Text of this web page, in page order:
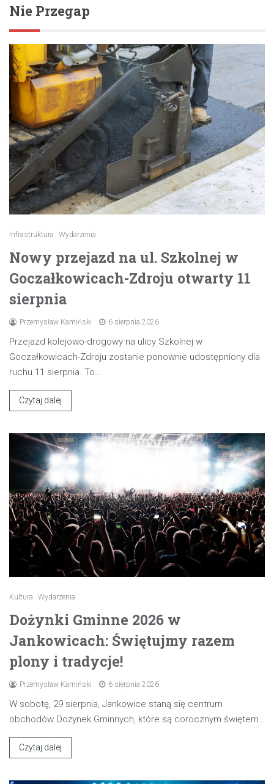
Nie Przegap
Infrastruktura Wydarzenia
Nowy przejazd na ul. Szkolnej w
Goczałkowicach-Zdroju otwarty 11
sierpnia
Przemysław Kamiński 6 sierpnia 2026
Przejazd kolejowo-drogowy na ulicy Szkolnej w
Goczałkowicach-Zdroju zostanie ponownie udostępniony dla
ruchu 11 sierpnia. To…
Czytaj dalej
Kultura Wydarzenia
Dożynki Gminne 2026 w
Jankowicach: Świętujmy razem
plony i tradycje!
Przemysław Kamiński 6 sierpnia 2026
W sobotę, 29 sierpnia, Jankowice staną się centrum
obchodów Dożynek Gminnych, które są corocznym świętem…
Czytaj dalej